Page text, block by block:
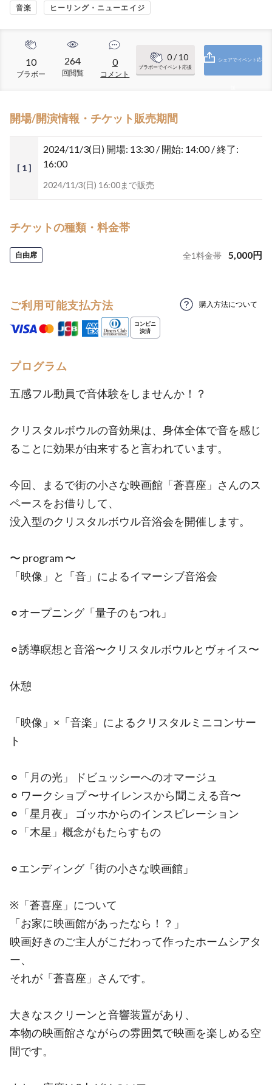
音楽 ヒーリング・ニューエイジ
10
ブラボー
264
回閲覧
0
コメント
0/ 10
ブラボーでイベント応援
シェアでイベント応
開場/開演情報・チケット販売期間
[ 1 ]
2024/11/3(日) 開場: 13:30 / 開始: 14:00 / 終了:
16:00
2024/11/3(日) 16:00まで販売
チケットの種類・料金帯
自由席 全1料金帯 5,000円
ご利用可能支払方法 購入方法について
プログラム
五感フル動員で音体験をしませんか！？
クリスタルボウルの音効果は、身体全体で音を感じ
ることに効果が由来すると言われています。
今回、まるで街の小さな映画館「蒼喜座」さんのス
ペースをお借りして、
没入型のクリスタルボウル音浴会を開催します。
〜 program 〜
「映像」と「音」によるイマーシブ音浴会
⚪︎オープニング「量子のもつれ」
⚪︎誘導瞑想と音浴〜クリスタルボウルとヴォイス〜
休憩
「映像」×「音楽」によるクリスタルミニコンサー
ト
⚪︎「月の光」 ドビュッシーへのオマージュ
⚪︎ ワークショプ 〜サイレンスから聞こえる音〜
⚪︎「星月夜」 ゴッホからのインスピレーション
⚪︎「木星」概念がもたらすもの
⚪︎エンディング「街の小さな映画館」
※「蒼喜座」について
「お家に映画館があったなら！？」
映画好きのご主人がこだわって作ったホームシアタ
ー、
それが「蒼喜座」さんです。
大きなスクリーンと音響装置があり、
本物の映画館さながらの雰囲気で映画を楽しめる空
間です。